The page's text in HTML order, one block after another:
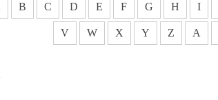
B C D E F G H I
V W X Y Z А